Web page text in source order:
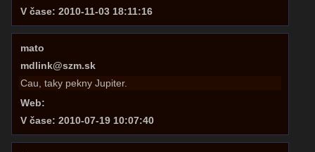
V čase: 2010-11-03 18:11:16
mato
mdlink@szm.sk
Cau, taky pekny Jupiter.
Web:
V čase: 2010-07-19 10:07:40